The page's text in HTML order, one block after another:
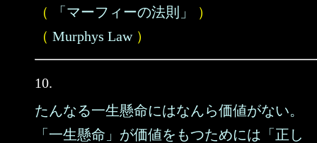
（ 「マーフィーの法則」
）
（ Murphys Law）
10.
たんなる一生懸命にはなんら価値がない。
「一生懸命」が価値をもつためには「正し